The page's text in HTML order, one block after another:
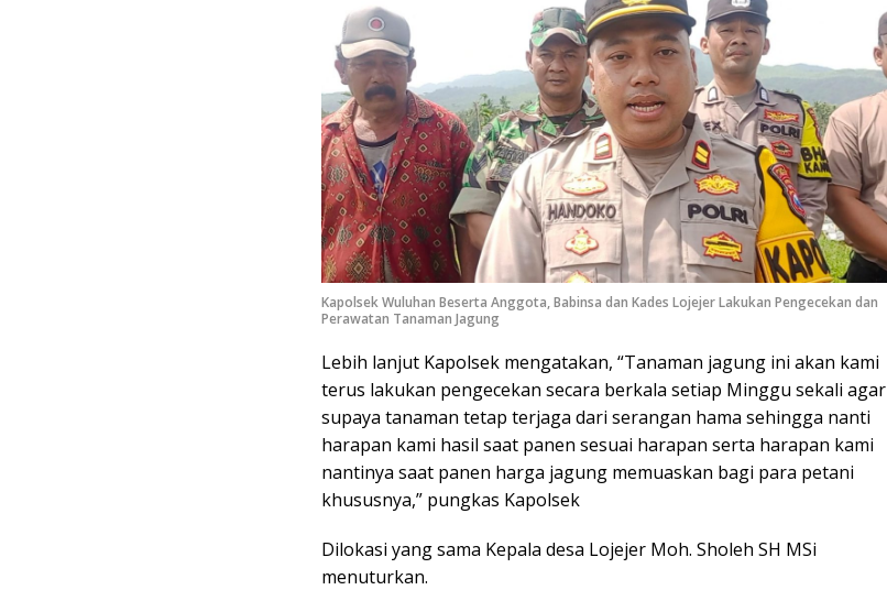
Kapolsek Wuluhan Beserta Anggota, Babinsa dan Kades Lojejer Lakukan Pengecekan dan
Perawatan Tanaman Jagung
Lebih lanjut Kapolsek mengatakan, “Tanaman jagung ini akan kami
terus lakukan pengecekan secara berkala setiap Minggu sekali agar
supaya tanaman tetap terjaga dari serangan hama sehingga nanti
harapan kami hasil saat panen sesuai harapan serta harapan kami
nantinya saat panen harga jagung memuaskan bagi para petani
khususnya,” pungkas Kapolsek
Dilokasi yang sama Kepala desa Lojejer Moh. Sholeh SH MSi
menuturkan.